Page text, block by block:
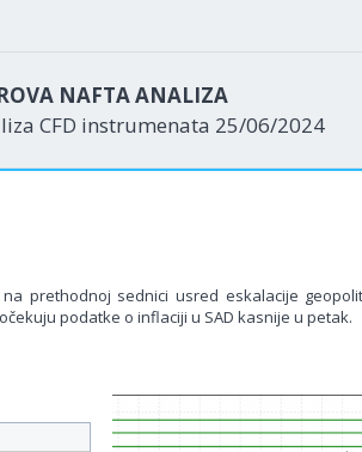
NAFTA ANALIZA
CFD instrumenata 25/06/2024
prethodnoj sednici usred eskalacije
podatke o inflaciji u SAD kasnije u petak.